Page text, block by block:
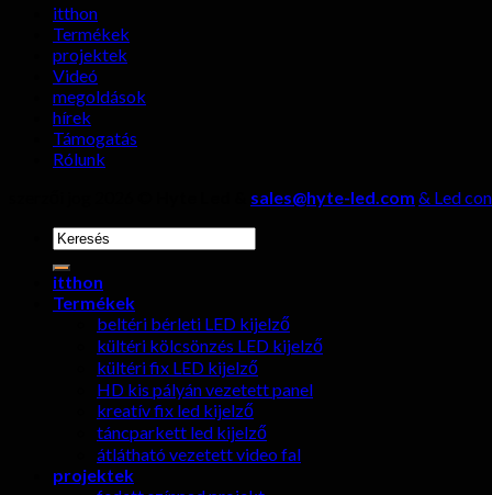
itthon
Termékek
projektek
Videó
megoldások
hírek
Támogatás
Rólunk
sales@hyte-led.com & Led
keresése:
itthon
Termékek
beltéri bérleti LED kijelző
kültéri kölcsönzés LED kijelző
kültéri fix LED kijelző
HD kis pályán vezetett panel
kreatív fix led kijelző
táncparkett led kijelző
átlátható vezetett video fal
projektek